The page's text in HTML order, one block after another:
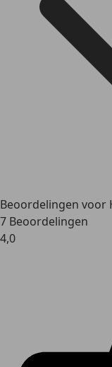
Beoordelingen voor
7 Beoordelingen
4,0